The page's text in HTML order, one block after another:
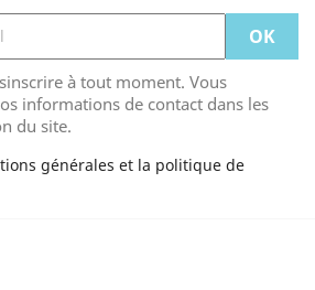
à tout moment. Vous
informations de contact dans les
du site.
générales et la politique de